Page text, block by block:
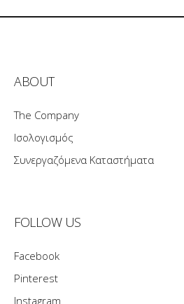
ABOUT
The Company
Ισολογισμός
Συνεργαζόμενα Καταστήματα
FOLLOW US
Facebook
Pinterest
Instagram